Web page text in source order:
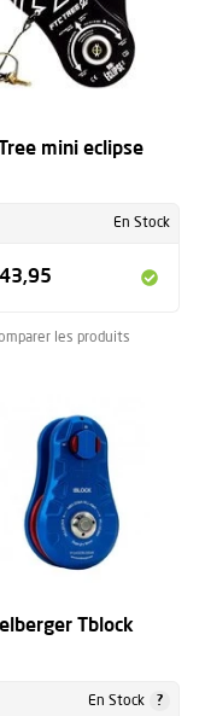
Tree mini eclipse
En Stock
les produits
Tblock
En Stock ?